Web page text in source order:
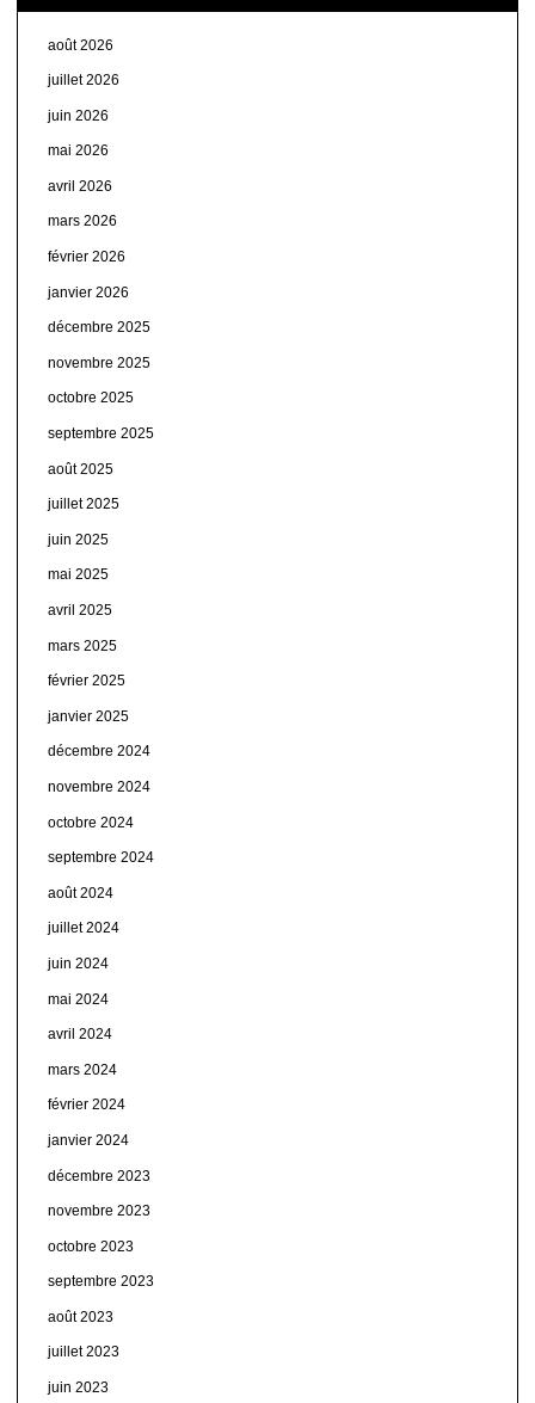
août 2026
juillet 2026
juin 2026
mai 2026
avril 2026
mars 2026
février 2026
janvier 2026
décembre 2025
novembre 2025
octobre 2025
septembre 2025
août 2025
juillet 2025
juin 2025
mai 2025
avril 2025
mars 2025
février 2025
janvier 2025
décembre 2024
novembre 2024
octobre 2024
septembre 2024
août 2024
juillet 2024
juin 2024
mai 2024
avril 2024
mars 2024
février 2024
janvier 2024
décembre 2023
novembre 2023
octobre 2023
septembre 2023
août 2023
juillet 2023
juin 2023